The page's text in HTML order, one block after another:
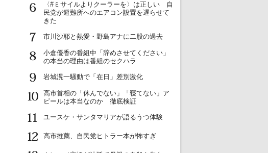
6
〈#ミサイルよりクーラーを〉は正しい 自
民党が避難所へのエアコン設置を遅らせて
きた
7
市川沙耶と熱愛・野島アナに二股の過去
8
小倉優香の番組中「辞めさせてください」
の本当の理由は番組のセクハラ
9
岩城滉一騒動で「在日」差別激化
10
高市首相の「休んでない」「寝てない」ア
ピールは本当なのか 徹底検証
11
ユースケ・サンタマリアが語るうつ体験
12
高市推薦、自民党ヒトラー本が怖すぎ